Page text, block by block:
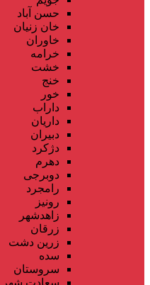
حسن آباد
خان زنیان
خاوران
خرامه
خشت
خنج
خور
داراب
داریان
دبیران
دژکرد
دهرم
دوبرجی
رامجرد
رونیز
زاهدشهر
زرقان
زرین دشت
سده
سروستان
سعادت شهر